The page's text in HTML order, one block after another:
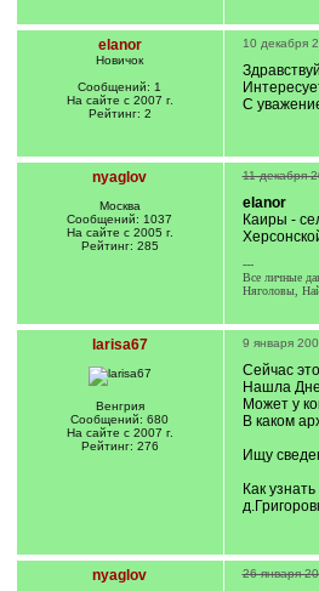
elanor
Новичок
Сообщений: 1
На сайте с 2007 г.
Рейтинг: 2
10 декабря
С
nyaglov
Москва
Сообщений: 1037
На сайте с 2005 г.
Рейтинг: 285
11 декабря
elanor
Каиры -
---
Все личные
Няголовы,
larisa67
Венгрия
Сообщений: 680
На сайте с 2007 г.
Рейтинг: 276
9 января
Сейчас
Нашла
Может у
В каком
Ищу
Как
nyaglov 26 января